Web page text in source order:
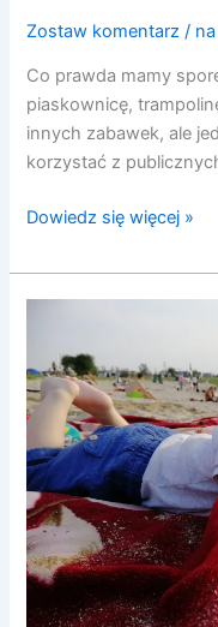
Zostaw komentarz /
Co prawda mamy
piaskownicę,
innych zabawek, ale
korzystać z
Dowiedz się więcej »
–
gdy
gorąco,
gdy
Ci
źle…
;-)